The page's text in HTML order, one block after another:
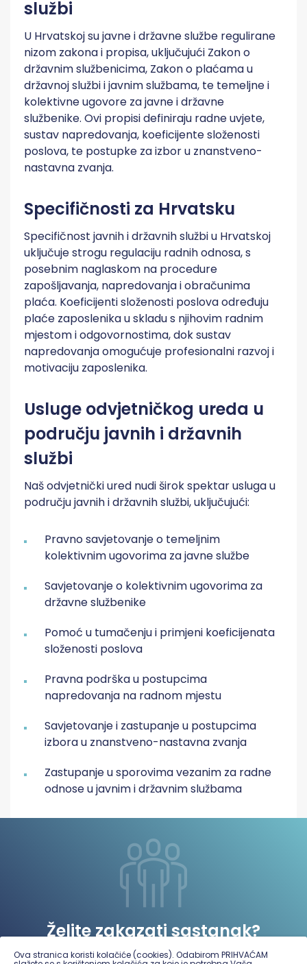
službi
U Hrvatskoj su javne i državne službe regulirane
nizom zakona i propisa, uključujući Zakon o
državnim službenicima, Zakon o plaćama u
državnoj službi i javnim službama, te temeljne i
kolektivne ugovore za javne i državne
službenike. Ovi propisi definiraju radne uvjete,
sustav napredovanja, koeficijente složenosti
poslova, te postupke za izbor u znanstveno-
nastavna zvanja.
Specifičnosti za Hrvatsku
Specifičnost javnih i državnih službi u Hrvatskoj
uključuje strogu regulaciju radnih odnosa, s
posebnim naglaskom na procedure
zapošljavanja, napredovanja i obračunima
plaća. Koeficijenti složenosti poslova određuju
plaće zaposlenika u skladu s njihovim radnim
mjestom i odgovornostima, dok sustav
napredovanja omogućuje profesionalni razvoj i
motivaciju zaposlenika.
Usluge odvjetničkog ureda u
području javnih i državnih
službi
Naš odvjetnički ured nudi širok spektar usluga u
području javnih i državnih službi, uključujući:
Pravno savjetovanje o temeljnim
kolektivnim ugovorima za javne službe
Savjetovanje o kolektivnim ugovorima za
državne službenike
Pomoć u tumačenju i primjeni koeficijenata
složenosti poslova
Pravna podrška u postupcima
napredovanja na radnom mjestu
Savjetovanje i zastupanje u postupcima
izbora u znanstveno-nastavna zvanja
Zastupanje u sporovima vezanim za radne
odnose u javnim i državnim službama
Želite zakazati sastanak?
Ova stranica koristi kolačiće (cookies). Odabirom PRIHVAĆAM